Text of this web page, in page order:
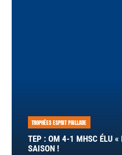
TROPHÉES ESPRIT PAILLADE
TEP : OM 4-1 MHSC ÉLU «
SAISON !